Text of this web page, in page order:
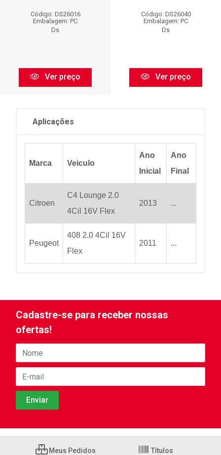
Código: DS26016
Embalagem: PC
Ds
Ver preço
Código: DS26040
Embalagem: PC
Ds
Ver preço
Aplicações
Marca Veiculo
Ano
Inicial
Ano
Final
Citroen
C4 Lounge 2.0
4Cil 16V Flex
2013 ...
Peugeot
408 2.0 4Cil 16V
Flex
2011 ...
Cadastre-se para receber nossas
ofertas!
Meus Pedidos Títulos